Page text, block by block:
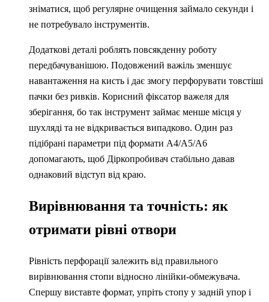
зніматися, щоб регулярне очищення займало секунди і
не потребувало інструментів.
Додаткові деталі роблять повсякденну роботу
передбачуванішою. Подовжений важіль зменшує
навантаження на кисть і дає змогу перфорувати товстіші
пачки без ривків. Корисний фіксатор важеля для
зберігання, бо так інструмент займає менше місця у
шухляді та не відкривається випадково. Один раз
підібрані параметри під формати A4/A5/A6
допомагають, щоб Діркопробивач стабільно давав
однаковий відступ від краю.
Вирівнювання та точність: як
отримати рівні отвори
Рівність перфорації залежить від правильного
вирівнювання стопи відносно лінійки-обмежувача.
Спершу виставте формат, упріть стопу у задній упор і